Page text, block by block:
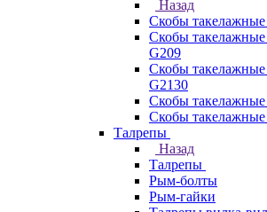
Назад
Скобы
Скобы такелажные
G209
Скобы такелажные
G2130
Скобы
Скобы
Талрепы
Назад
Талрепы
Рым-болты
Рым-гайки